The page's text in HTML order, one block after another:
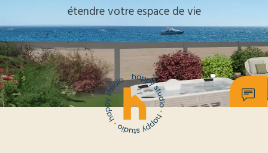
étendre votre espace de vie